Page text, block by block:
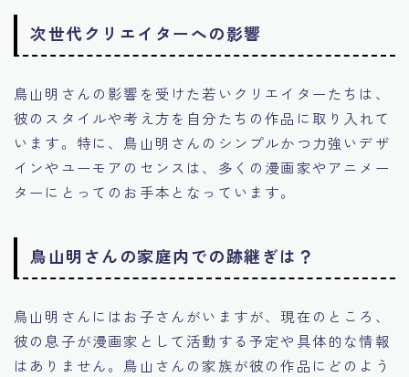
次世代クリエイターへの影響
鳥山明さんの影響を受けた若いクリエイターたちは、
彼のスタイルや考え方を自分たちの作品に取り入れて
います。特に、鳥山明さんのシンプルかつ力強いデザ
インやユーモアのセンスは、多くの漫画家やアニメー
ターにとってのお手本となっています。
鳥山明さんの家庭内での跡継ぎは？
鳥山明さんにはお子さんがいますが、現在のところ、
彼の息子が漫画家として活動する予定や具体的な情報
はありません。鳥山さんの家族が彼の作品にどのよう